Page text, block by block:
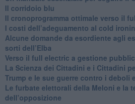
Il corridoio blu
​Il cronoprogramma ottimale verso il
​I costi dell’adeguamento al cold
Alcune domande da esordiente agli
sorti dell’Elba
Verso il full electric a gestione
​La Scienza dei Cittadini e i Cittadini
Trump e le sue guerre contro i deboli
​Le furbate elettorali della Meloni e la
dell’opposizione